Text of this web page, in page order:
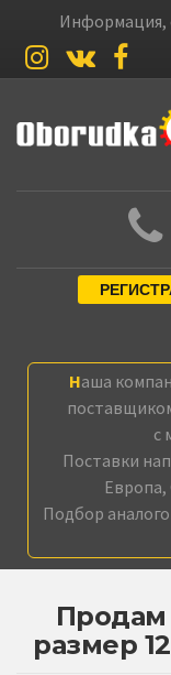
Информация,
Наша компания является профессиональным
с
Поставки
Подбор
Продам
размер